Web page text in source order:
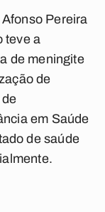
Pereira
teve a
de meningite
de
em Saúde
de saúde